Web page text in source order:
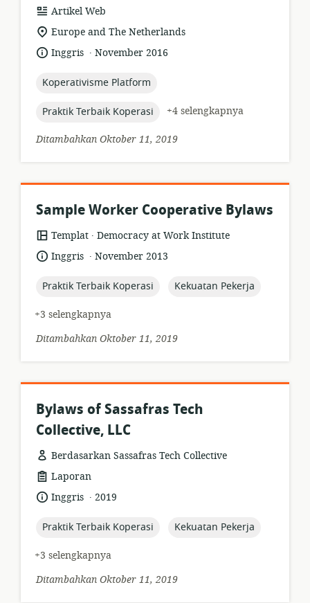
format
sumber
daya:
Artikel Web
lokasi
relevan:
Europe and The Netherlands
bahasa:
Inggris .
tanggal
November 2016
topic:
Koperativisme Platform
topic:
Praktik Terbaik Koperasi
+4 selengkapnya
Ditambahkan Oktober 11, 2019
Sample Worker Cooperative Bylaws
format
sumber
daya:
Templat .
penerbit:
Democracy at Work Institute
bahasa:
Inggris .
tanggal
November 2013
topic:
Praktik Terbaik Koperasi topic:
Kekuatan Pekerja
+3 selengkapnya
Ditambahkan Oktober 11, 2019
Bylaws of Sassafras Tech
Collective, LLC
Berdasarkan Sassafras Tech Collective
format
sumber
daya:
Laporan
bahasa:
Inggris .
tanggal
2019
topic:
Praktik Terbaik Koperasi topic:
Kekuatan Pekerja
+3 selengkapnya
Ditambahkan Oktober 11, 2019